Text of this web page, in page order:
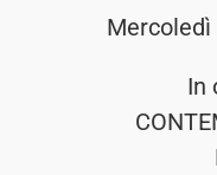
Mercoledì
In